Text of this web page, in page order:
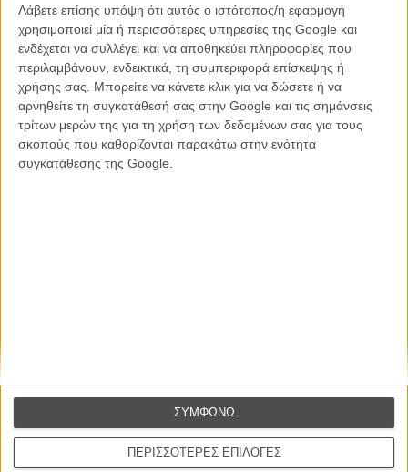
Λάβετε επίσης υπόψη ότι αυτός ο ιστότοπος/η εφαρμογή
χρησιμοποιεί μία ή περισσότερες υπηρεσίες της Google και
ενδέχεται να συλλέγει και να αποθηκεύει πληροφορίες που
περιλαμβάνουν, ενδεικτικά, τη συμπεριφορά επίσκεψης ή
χρήσης σας. Μπορείτε να κάνετε κλικ για να δώσετε ή να
αρνηθείτε τη συγκατάθεσή σας στην Google και τις σημάνσεις
τρίτων μερών της για τη χρήση των δεδομένων σας για τους
σκοπούς που καθορίζονται παρακάτω στην ενότητα
συγκατάθεσης της Google.
ΠΕΡΙΣΣΟΤΕΡΕΣ ΕΠΙΛΟΓΕΣ
ΣΥΜΦΩΝΩ
Βιμ Βέντερς
Συνέντευξη
CONNECT